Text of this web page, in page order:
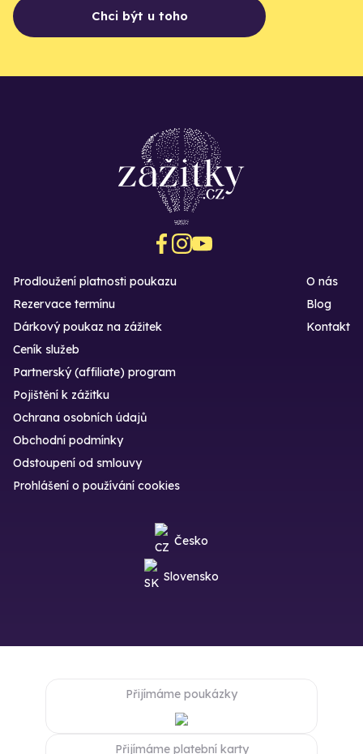
Chci být u toho
Prodloužení platnosti poukazu
Rezervace termínu
Dárkový poukaz na zážitek
O nás
Blog
Kontakt
Ceník služeb
Partnerský (affiliate) program
Pojištění k zážitku
Ochrana osobních údajů
Obchodní podmínky
Odstoupení od smlouvy
Prohlášení o používání cookies
Česko
Slovensko
Přijímáme poukázky
Přijímáme platební karty